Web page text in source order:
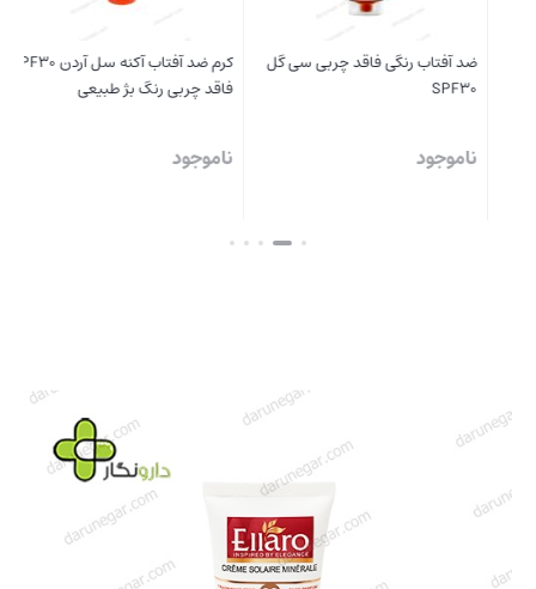
ضد آفتاب رنگی فاقد چربی سی گل
SPF30
ناموجود
کرم ضد آفتاب آکنه سل آردن SPF30
فاقد چربی رنگ بژ طبیعی
ناموجود
بستن